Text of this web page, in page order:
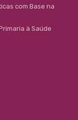
com Base na
à Saúde